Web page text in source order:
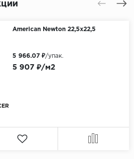
American Newton 22,5х22,5
5 907 ₽/м2
5 966.07 ₽/упак.